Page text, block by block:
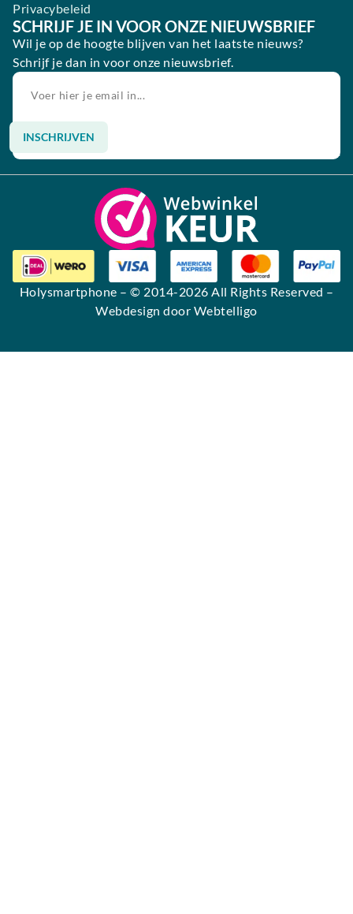
Privacybeleid
SCHRIJF JE IN VOOR ONZE NIEUWSBRIEF
Wil je op de hoogte blijven van het laatste nieuws?
Schrijf je dan in voor onze nieuwsbrief.
INSCHRIJVEN
Alternative:
Holysmartphone – © 2014-2026 All Rights Reserved –
Webdesign door Webtelligo